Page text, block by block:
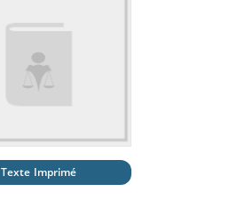
Texte Imprimé